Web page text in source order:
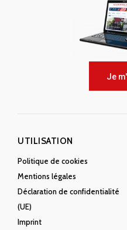
Je
UTILISATION
Politique de cookies
Mentions légales
Déclaration de confidentialité
(UE)
Imprint